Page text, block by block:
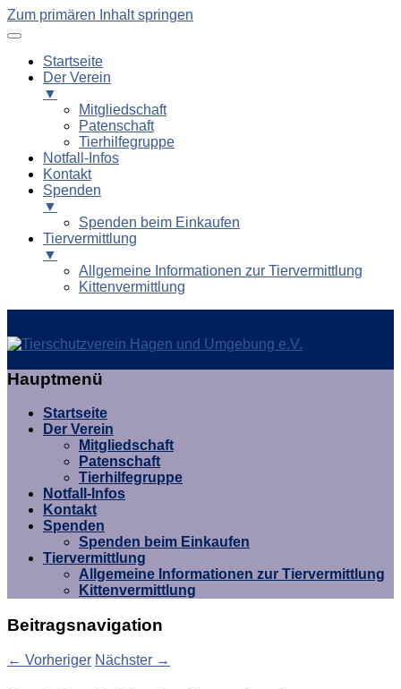
Zum primären Inhalt springen
Startseite
Der Verein
▼
Mitgliedschaft
Patenschaft
Tierhilfegruppe
Notfall-Infos
Kontakt
Spenden
▼
Spenden beim Einkaufen
Tiervermittlung
▼
Allgemeine Informationen zur Tiervermittlung
Kittenvermittlung
Tierschutzverein Hagen und
Umgebung e.V.
Hauptmenü
Startseite
Der Verein
Mitgliedschaft
Patenschaft
Tierhilfegruppe
Notfall-Infos
Kontakt
Spenden
Spenden beim Einkaufen
Tiervermittlung
Allgemeine Informationen zur Tiervermittlung
Kittenvermittlung
Beitragsnavigation
← Vorheriger Nächster →